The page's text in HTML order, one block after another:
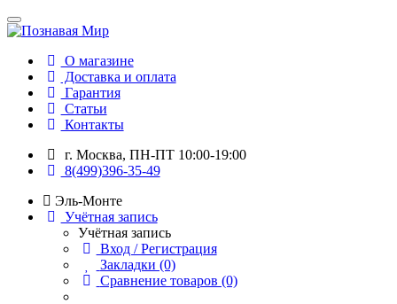
О магазине
Доставка и оплата
Гарантия
Статьи
Контакты
г. Москва, ПН-ПТ 10:00-19:00
8(499)396-35-49
Эль-Монте
Учётная запись
Учётная запись
Вход / Регистрация
Закладки (0)
Сравнение товаров (0)